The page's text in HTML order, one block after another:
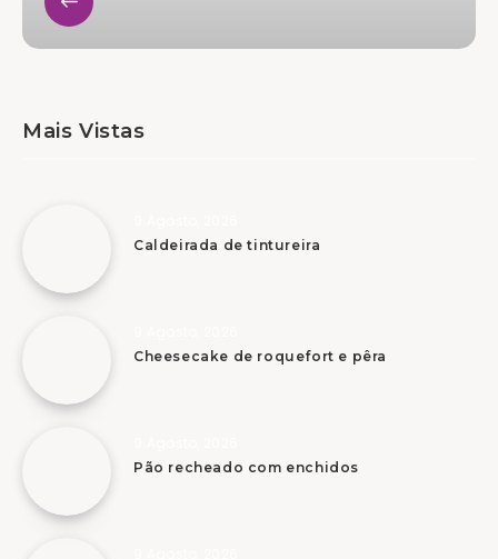
Mais Vistas
Caldeirada de tintureira
Cheesecake de roquefort e pêra
Pão recheado com enchidos